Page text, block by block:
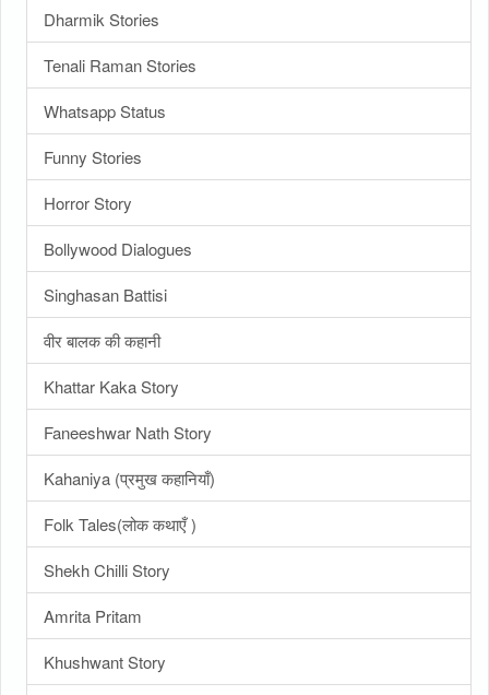
Dharmik Stories
Tenali Raman Stories
Whatsapp Status
Funny Stories
Horror Story
Bollywood Dialogues
Singhasan Battisi
वीर बालक की कहानी
Khattar Kaka Story
Faneeshwar Nath Story
Kahaniya (प्रमुख कहानियाँ)
Folk Tales(लोक कथाएँ )
Shekh Chilli Story
Amrita Pritam
Khushwant Story